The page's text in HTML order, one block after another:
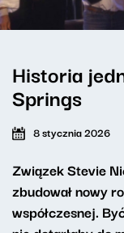
Historia
Springs
8 stycznia 2026
Związek Stevie
zbudował nowy
współczesnej.